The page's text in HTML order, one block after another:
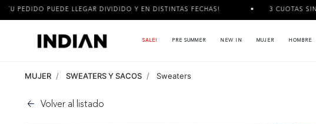
LLEGAR DIVIDIDO Y EN DISTINTAS FECHAS! 3 CUOTAS SIN INTERÉS
SALE! PRE SUMMER NEW IN MUJER HOMBRE
MUJER SWEATERS Y SACOS Sweaters
Volver al listado